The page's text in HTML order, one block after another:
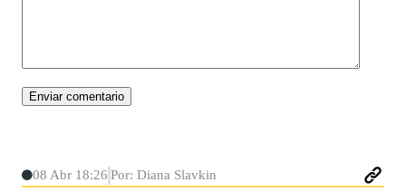
08 Abr 18:26 Por: Diana Slavkin